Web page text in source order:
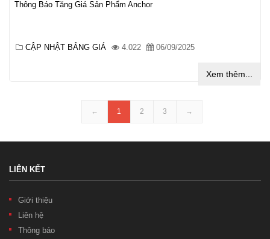
Thông Báo Tăng Giá Sản Phẩm Anchor
CẬP NHẬT BẢNG GIÁ 4.022 06/09/2025
Xem thêm...
← 1 2 3 →
LIÊN KẾT
Giới thiệu
Liên hệ
Thông báo